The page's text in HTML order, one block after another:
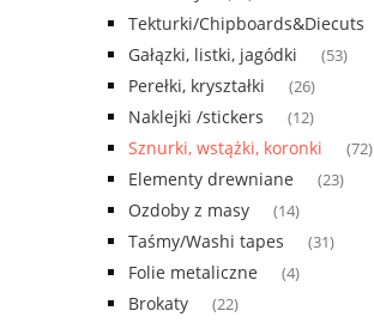
Tekturki/Chipboards&Diecuts
Gałązki, listki, jagódki (53)
Perełki, kryształki (26)
Naklejki /stickers (12)
Sznurki, wstążki, koronki (72)
Elementy drewniane (23)
Ozdoby z masy (14)
Taśmy/Washi tapes (31)
Folie metaliczne (4)
Brokaty (22)